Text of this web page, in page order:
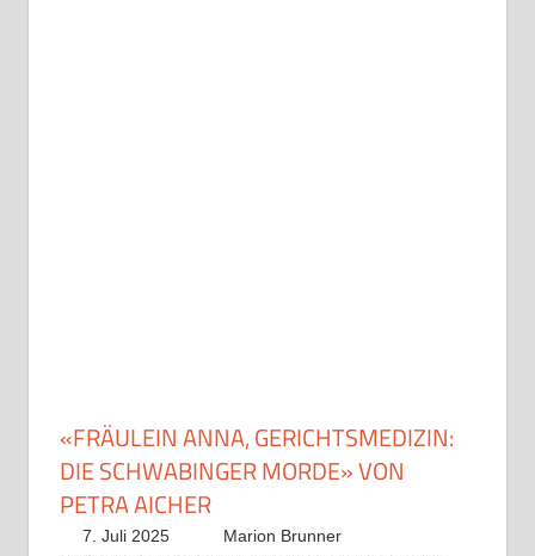
«FRÄULEIN ANNA, GERICHTSMEDIZIN:
DIE SCHWABINGER MORDE» VON
PETRA AICHER
7. Juli 2025
Marion Brunner